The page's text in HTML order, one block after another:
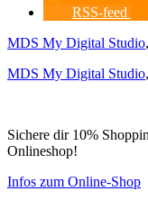
RSS-feed
MDS My Digital Studio,
MDS My Digital Studio,
Sichere dir 10%
Onlineshop!
Infos zum Online-Shop